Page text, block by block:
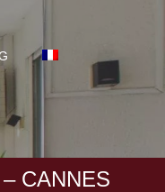
CANNES